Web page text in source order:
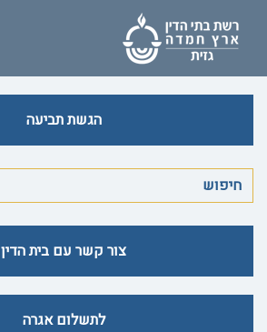
הגשת תביעה
צור קשר עם בית הדין
לתשלום אגרה